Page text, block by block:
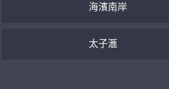
海濱南岸
太子滙